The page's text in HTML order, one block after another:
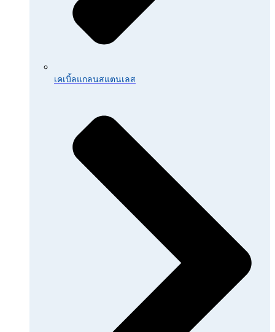
เคเบิ้ลแกลนสแตนเลส